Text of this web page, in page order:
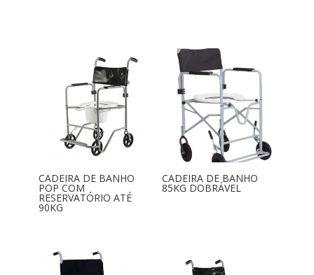
CADEIRA DE BANHO
POP COM
RESERVATÓRIO ATÉ
90KG
CADEIRA DE BANHO
85KG DOBRÁVEL